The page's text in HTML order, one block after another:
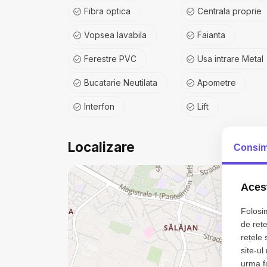
Fibra optica Centrala proprie
Vopsea lavabila Faianta
Ferestre PVC Usa intrare Metal
Bucatarie Neutilata Apometre
Interfon Lift
Localizare
de
rețele
site-ul
urma